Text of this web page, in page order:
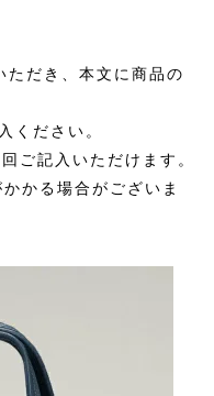
ただき、本文に商品の
ください。
ご記入いただけます。
る場合がございま